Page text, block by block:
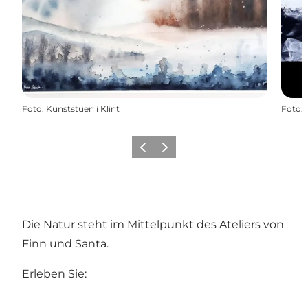
Foto: Kunststuen i Klint Foto:
Vorherige Folie
Nächste Folie
Die Natur steht im Mittelpunkt des Ateliers von
Finn und Santa.
Erleben Sie: